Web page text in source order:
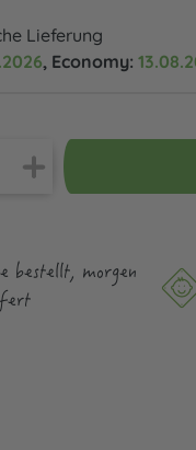
Lieferung
, Economy:
bestellt, morgen